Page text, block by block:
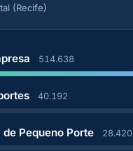
(Recife)
514.638
40.192
de Pequeno Porte 28.420